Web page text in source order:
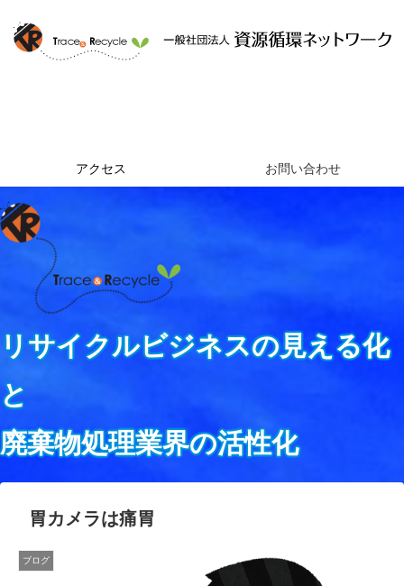
アクセス お問い合わせ
リサイクルビジネスの見える化
と
廃棄物処理業界の活性化
胃カメラは痛胃
ブログ